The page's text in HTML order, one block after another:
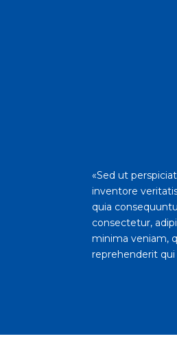
«Sed ut
inventore
quia
consectetur,
minima veniam,
reprehenderit